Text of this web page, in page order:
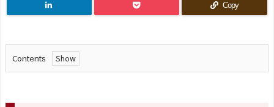
Copy
Contents
1.